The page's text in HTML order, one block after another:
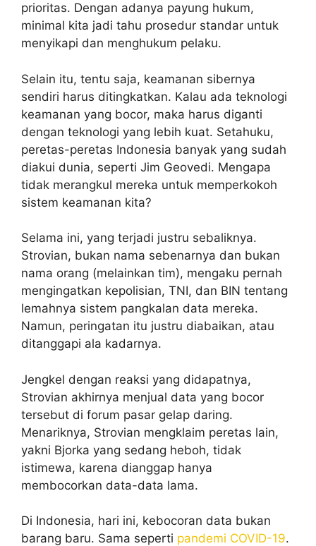
prioritas. Dengan adanya payung hukum,
minimal kita jadi tahu prosedur standar untuk
menyikapi dan menghukum pelaku.
Selain itu, tentu saja, keamanan sibernya
sendiri harus ditingkatkan. Kalau ada teknologi
keamanan yang bocor, maka harus diganti
dengan teknologi yang lebih kuat. Setahuku,
peretas-peretas Indonesia banyak yang sudah
diakui dunia, seperti Jim Geovedi. Mengapa
tidak merangkul mereka untuk memperkokoh
sistem keamanan kita?
Selama ini, yang terjadi justru sebaliknya.
Strovian, bukan nama sebenarnya dan bukan
nama orang (melainkan tim), mengaku pernah
mengingatkan kepolisian, TNI, dan BIN tentang
lemahnya sistem pangkalan data mereka.
Namun, peringatan itu justru diabaikan, atau
ditanggapi ala kadarnya.
Jengkel dengan reaksi yang didapatnya,
Strovian akhirnya menjual data yang bocor
tersebut di forum pasar gelap daring.
Menariknya, Strovian mengklaim peretas lain,
yakni Bjorka yang sedang heboh, tidak
istimewa, karena dianggap hanya
membocorkan data-data lama.
Di Indonesia, hari ini, kebocoran data bukan
barang baru. Sama seperti pandemi COVID-19.